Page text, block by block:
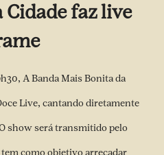
faz live
A Banda Mais Bonita da
Live, cantando diretamente
show será transmitido pelo
tem como objetivo arrecadar